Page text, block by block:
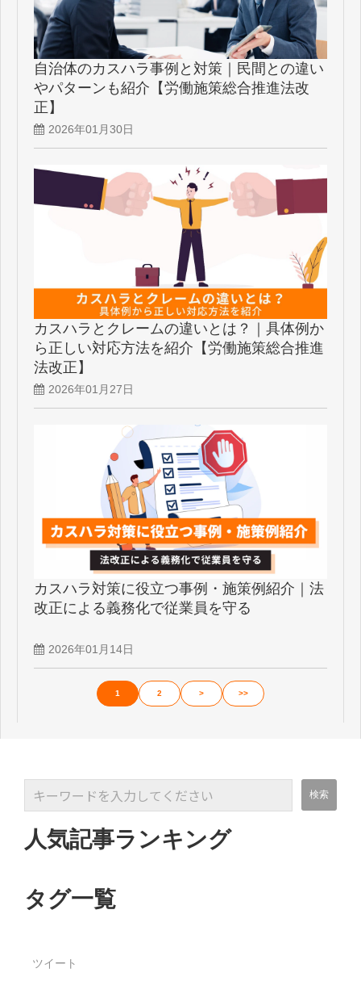
自治体のカスハラ事例と対策｜民間との違い
やパターンも紹介【労働施策総合推進法改
正】
2026年01月30日
カスハラとクレームの違いとは？｜具体例か
ら正しい対応方法を紹介【労働施策総合推進
法改正】
2026年01月27日
カスハラ対策に役立つ事例・施策例紹介｜法
改正による義務化で従業員を守る
2026年01月14日
1 2 > >>
人気記事ランキング
タグ一覧
ツイート